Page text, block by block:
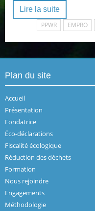
Lire la suite
PPWR
EMPRO
Plan du site
Accueil
Présentation
Fondatrice
Éco-déclarations
Fiscalité écologique
Réduction des déchets
Formation
Nous rejoindre
Engagements
Méthodologie